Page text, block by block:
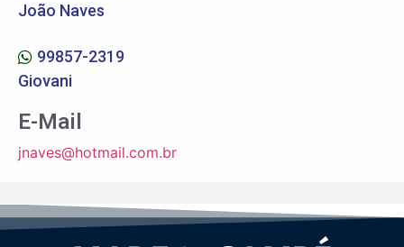
João Naves
99857-2319
Giovani
E-Mail
jnaves@hotmail.com.br